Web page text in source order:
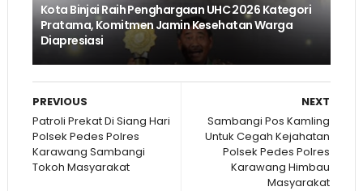
Kota Binjai Raih Penghargaan UHC 2026 Kategori
Pratama, Komitmen Jamin Kesehatan Warga
Diapresiasi
NEXT
Sambangi Pos Kamling
Untuk Cegah Kejahatan
Polsek Pedes Polres
Karawang Himbau
Masyarakat
PREVIOUS
Patroli Prekat Di Siang Hari
Polsek Pedes Polres
Karawang Sambangi
Tokoh Masyarakat